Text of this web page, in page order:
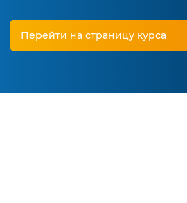
Перейти на страницу курса